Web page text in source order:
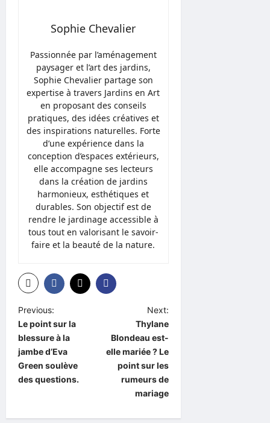
Sophie Chevalier
Passionnée par l’aménagement
paysager et l’art des jardins,
Sophie Chevalier partage son
expertise à travers Jardins en Art
en proposant des conseils
pratiques, des idées créatives et
des inspirations naturelles. Forte
d’une expérience dans la
conception d’espaces extérieurs,
elle accompagne ses lecteurs
dans la création de jardins
harmonieux, esthétiques et
durables. Son objectif est de
rendre le jardinage accessible à
tous tout en valorisant le savoir-
faire et la beauté de la nature.
P
o
s
t
n
Previous:
Le point sur la
blessure à la
jambe d’Eva
Green soulève
des questions.
Next:
Thylane
Blondeau est-
elle mariée ? Le
point sur les
rumeurs de
mariage